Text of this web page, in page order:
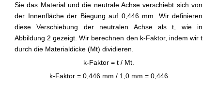
Sie das Material und die neutrale Achse verschiebt sich von
der Innenfläche der Biegung auf 0,446 mm. Wir definieren
diese Verschiebung der neutralen Achse als t, wie in
Abbildung 2 gezeigt. Wir berechnen den k-Faktor, indem wir t
durch die Materialdicke (Mt) dividieren.
k-Faktor = t / Mt.
k-Faktor = 0,446 mm / 1,0 mm = 0,446